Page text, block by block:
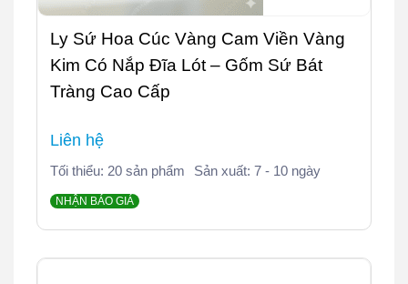
Ly Sứ Hoa Cúc Vàng Cam Viền Vàng
Kim Có Nắp Đĩa Lót – Gốm Sứ Bát
Tràng Cao Cấp
Liên hệ
Tối thiểu: 20 sản phẩm Sản xuất: 7 - 10 ngày
NHẬN BÁO GIÁ